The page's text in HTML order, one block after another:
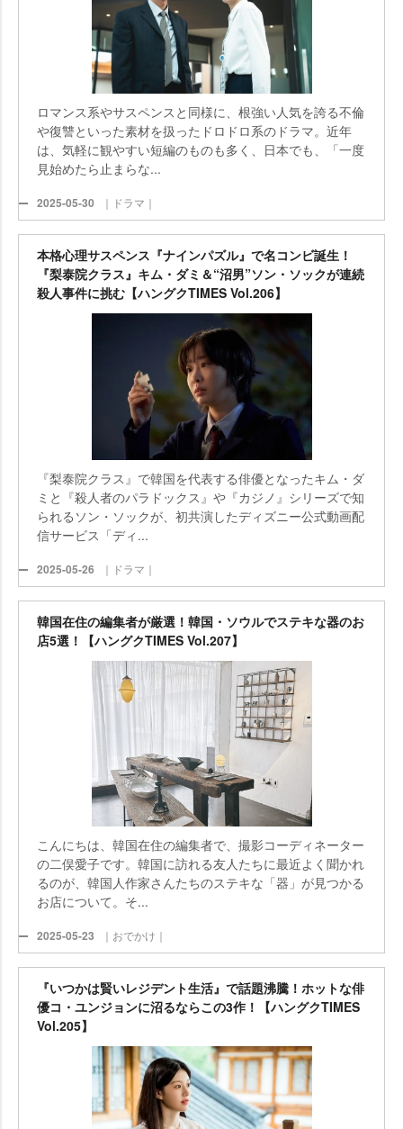
ロマンス系やサスペンスと同様に、根強い人気を誇る不倫
復讐といった素材を扱ったドロドロ系のドラマ。近年
は、気軽に観やすい短編のものも多く、日本でも、「一度
見始めたら止まらな...
2025-05-30 ｜ドラマ｜
本格心理サスペンス『ナインパズル』で名コンビ誕生！
『梨泰院クラス』キム・ダミ＆“沼男”ソン・ソックが連続
殺人事件に挑む【ハングクTIMES Vol.206】
『梨泰院クラス』で韓国を代表する俳優となったキム・ダ
ミと『殺人者のパラドックス』や『カジノ』シリーズで知
られるソン・ソックが、初共演したディズニー公式動画配
信サービス「ディ...
2025-05-26 ｜ドラマ｜
韓国在住の編集者が厳選！韓国・ソウルでステキな器のお
店5選！【ハングクTIMES Vol.207】
こんにちは、韓国在住の編集者で、撮影コーディネーター
の二俣愛子です。韓国に訪れる友人たちに最近よく聞かれ
るのが、韓国人作家さんたちのステキな「器」が見つかる
お店について。そ...
2025-05-23 ｜おでかけ｜
『いつかは賢いレジデント生活』で話題沸騰！ホットな俳
優コ・ユンジョンに沼るならこの3作！【ハングクTIMES
Vol.205】